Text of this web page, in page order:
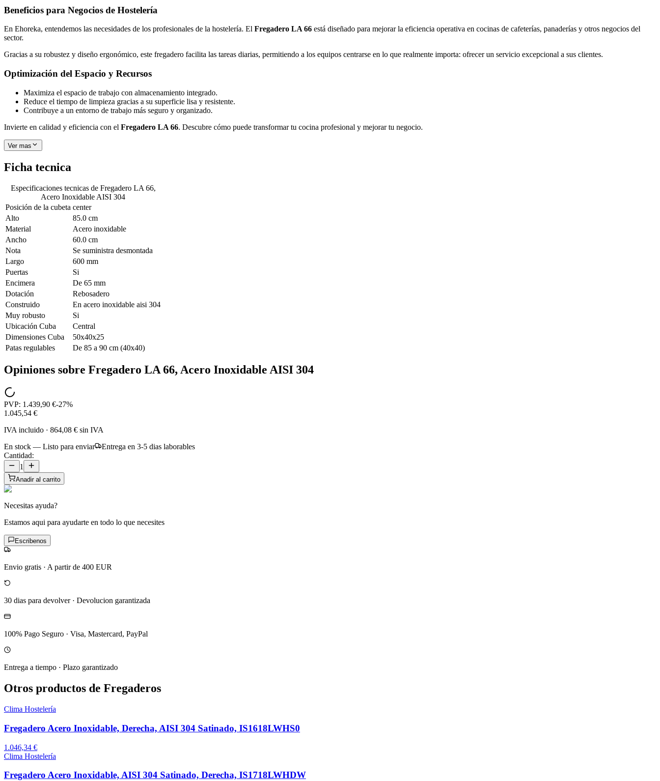
Beneficios para Negocios de Hostelería
En Ehoreka, entendemos las necesidades de los profesionales de la hostelería. El Fregadero LA 66 está diseñado para mejorar la eficiencia operativa en cocinas de cafeterías, panaderías y otros negocios del
sector.
Gracias a su robustez y diseño ergonómico, este fregadero facilita las tareas diarias, permitiendo a los equipos centrarse en lo que realmente importa: ofrecer un servicio excepcional a sus clientes.
Optimización del Espacio y Recursos
Maximiza el espacio de trabajo con almacenamiento integrado.
Reduce el tiempo de limpieza gracias a su superficie lisa y resistente.
Contribuye a un entorno de trabajo más seguro y organizado.
Invierte en calidad y eficiencia con el Fregadero LA 66. Descubre cómo puede transformar tu cocina profesional y mejorar tu negocio.
Ver mas
Ficha tecnica
Especificaciones tecnicas de Fregadero LA 66,
Acero Inoxidable AISI 304
Posición de la cubeta center
Alto
85.0 cm
Material
Acero inoxidable
Ancho
60.0 cm
Nota
Se suministra desmontada
Largo
600 mm
Puertas
Si
Encimera
De 65 mm
Dotación
Rebosadero
Construido
En acero inoxidable aisi 304
Muy robusto
Si
Ubicación Cuba
Central
Dimensiones Cuba
50x40x25
Patas regulables
De 85 a 90 cm (40x40)
Opiniones sobre Fregadero LA 66, Acero Inoxidable AISI 304
PVP: 1.439,90 €-27%
1.045,54 €
IVA incluido · 864,08 € sin IVA
En stock — Listo para enviar
Entrega en 3-5 dias laborables
Cantidad:
1
Anadir al carrito
Necesitas ayuda?
Estamos aqui para ayudarte en todo lo que necesites
Escribenos
Envio gratis · A partir de 400 EUR
30 dias para devolver· Devolucion garantizada
100% Pago Seguro · Visa, Mastercard, PayPal
Entrega a tiempo · Plazo garantizado
Otros productos de Fregaderos
Clima Hostelería
Fregadero Acero Inoxidable, Derecha, AISI 304 Satinado, IS1618LWHS0
1.046,34 €
Clima Hostelería
Fregadero Acero Inoxidable, AISI 304 Satinado, Derecha, IS1718LWHDW